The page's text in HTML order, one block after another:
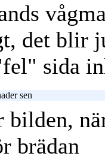
det blir
sida
sen
bilden,
brädan